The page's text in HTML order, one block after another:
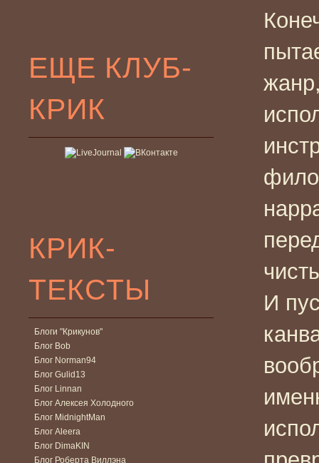
ЕЩЕ КЛУБ-
КРИК
КРИК-
ТЕКСТЫ
Блоги "Крикунов"
Блог Bob
Блог Norman94
Блог Gulid13
Блог Linnan
Блог Алексея Холодного
Блог MidnightMan
Блог Aleera
Блог DimaKIN
Блог Роберта Виллэна
И